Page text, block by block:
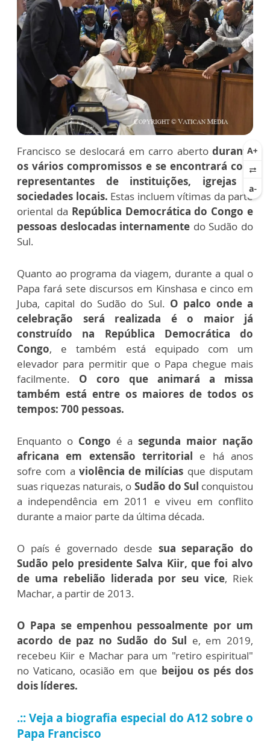
Francisco se deslocará em carro aberto durante
os vários compromissos e se encontrará com
representantes de instituições, igrejas e
sociedades locais. Estas incluem vítimas da parte
oriental da República Democrática do Congo e
pessoas deslocadas internamente do Sudão do
Sul.
Quanto ao programa da viagem, durante a qual o
Papa fará sete discursos em Kinshasa e cinco em
Juba, capital do Sudão do Sul. O palco onde a
celebração será realizada é o maior já
construído na República Democrática do
Congo, e também está equipado com um
elevador para permitir que o Papa chegue mais
facilmente. O coro que animará a missa
também está entre os maiores de todos os
tempos: 700 pessoas.
Enquanto o Congo é asegunda maior nação
africana em extensão territorial e há anos
sofre com a violência de milícias que disputam
suas riquezas naturais, o Sudão do Sul conquistou
a independência em 2011 e viveu em conflito
durante a maior parte da última década.
O país é governado desde sua separação do
Sudão pelo presidente Salva Kiir, que foi alvo
de uma rebelião liderada por seu vice, Riek
Machar, a partir de 2013.
O Papa se empenhou pessoalmente por um
acordo de paz no Sudão do Sul e, em 2019,
recebeu Kiir e Machar para um "retiro espiritual"
no Vaticano, ocasião em que beijou os pés dos
dois líderes.
.:: Veja a biografia especial do A12 sobre o
Papa Francisco